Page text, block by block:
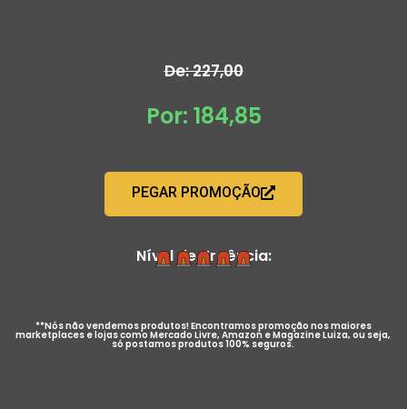
De: 227,00
Por: 184,85
PEGAR PROMOÇÃO
Nível de Urgência:
**Nós não vendemos produtos! Encontramos promoção nos maiores
marketplaces e lojas como Mercado Livre, Amazon e Magazine Luiza, ou seja,
só postamos produtos 100% seguros.